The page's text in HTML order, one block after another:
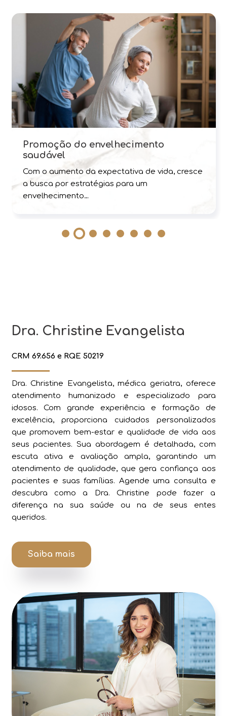
Promoção do envelhecimento
saudável
Com o aumento da expectativa de vida, cresce
a busca por estratégias para um
envelhecimento…
Dra. Christine Evangelista
CRM 69.656 e RQE 50219
Dra. Christine Evangelista, médica geriatra, oferece
atendimento humanizado e especializado para
idosos. Com grande experiência e formação de
excelência, proporciona cuidados personalizados
que promovem bem-estar e qualidade de vida aos
seus pacientes. Sua abordagem é detalhada, com
escuta ativa e avaliação ampla, garantindo um
atendimento de qualidade, que gera confiança aos
pacientes e suas famílias. Agende uma consulta e
descubra como a Dra. Christine pode fazer a
diferença na sua saúde ou na de seus entes
queridos.
Saiba mais